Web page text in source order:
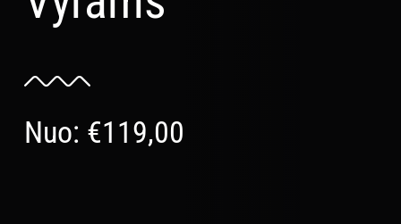
Nuo: €119,00